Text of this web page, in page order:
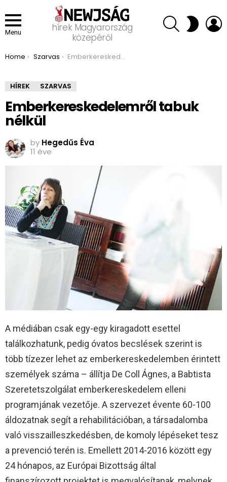
Menu
hírek Magyarország
közepéről
SEARCH SWITCH
SKIN
You are here:
Home Szarvas Emberkereskedelemről tabuk nélkül
HÍREK SZARVAS
Emberkereskedelemről tabuk
nélkül
by Hegedűs Éva
11 éve
A médiában csak egy-egy kiragadott esettel
találkozhatunk, pedig óvatos becslések szerint is
több tízezer lehet az emberkereskedelemben érintett
személyek száma – állítja De Coll Ágnes, a Babtista
Szeretetszolgálat emberkereskedelem elleni
programjának vezetője. A szervezet évente 60-100
áldozatnak segít a rehabilitációban, a társadalomba
való visszailleszkedésben, de komoly lépéseket tesz
a prevenció terén is. Emellett 2014-2016 között egy
24 hónapos, az Európai Bizottság által